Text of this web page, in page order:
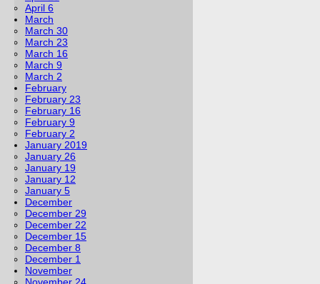
April 6
March
March 30
March 23
March 16
March 9
March 2
February
February 23
February 16
February 9
February 2
January 2019
January 26
January 19
January 12
January 5
December
December 29
December 22
December 15
December 8
December 1
November